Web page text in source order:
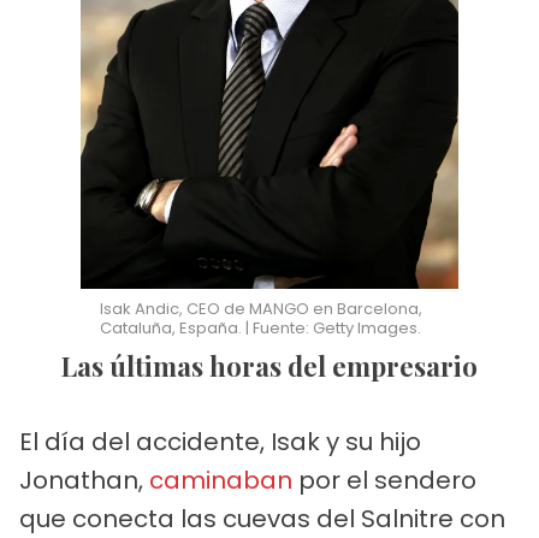
Isak Andic, CEO de MANGO en Barcelona, ​​
Cataluña, España. | Fuente: Getty Images.
Las últimas horas del empresario
El día del accidente, Isak y su hijo
Jonathan, caminaban por el sendero
que conecta las cuevas del Salnitre con